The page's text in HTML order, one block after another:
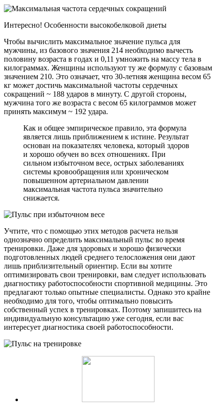
Интересно! Особенности высокобелковой диеты
Чтобы вычислить максимальное значение пульса для
мужчины, из базового значения 214 необходимо вычесть
половину возраста в годах и 0,11 умножить на массу тела в
килограммах. Женщины используют ту же формулу с базовым
значением 210. Это означает, что 30-летняя женщина весом 65
кг может достичь максимальной частоты сердечных
сокращений ~ 188 ударов в минуту. С другой стороны,
мужчина того же возраста с весом 65 килограммов может
принять максимум ~ 192 удара.
Как и общее эмпирическое правило, эта формула
является лишь приближением к истине. Результат
основан на показателях человека, который здоров
и хорошо обучен во всех отношениях. При
сильном избыточном весе, острых заболеваниях
системы кровообращения или хроническом
повышенном артериальном давлении
максимальная частота пульса значительно
снижается.
Учтите, что с помощью этих методов расчета нельзя
однозначно определить максимальный пульс во время
тренировки. Даже для здоровых и хорошо физически
подготовленных людей среднего телосложения они дают
лишь приблизительный ориентир. Если вы хотите
оптимизировать свои тренировки, вам следует использовать
диагностику работоспособности спортивной медицины. Это
предлагают только опытные специалисты. Однако это крайне
необходимо для того, чтобы оптимально повысить
собственный успех в тренировках. Поэтому запишитесь на
индивидуальную консультацию уже сегодня, если вас
интересует диагностика своей работоспособности.